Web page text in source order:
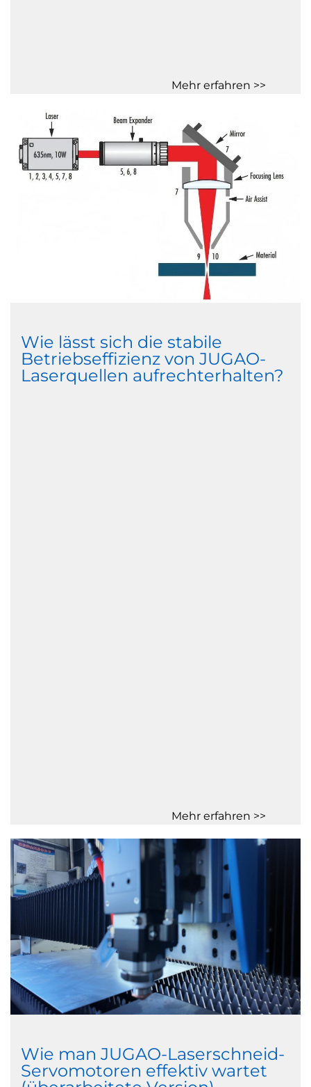
Mehr erfahren >>
Wie lässt sich die stabile
Betriebseffizienz von JUGAO-
Laserquellen aufrechterhalten?
Mehr erfahren >>
Wie man JUGAO-Laserschneid-
Servomotoren effektiv wartet